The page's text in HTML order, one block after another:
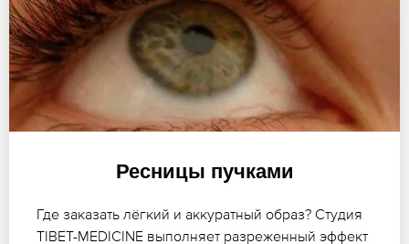
Ресницы пучками
Где заказать лёгкий и аккуратный образ? Студия
TIBET-MEDICINE выполняет разреженный эффект